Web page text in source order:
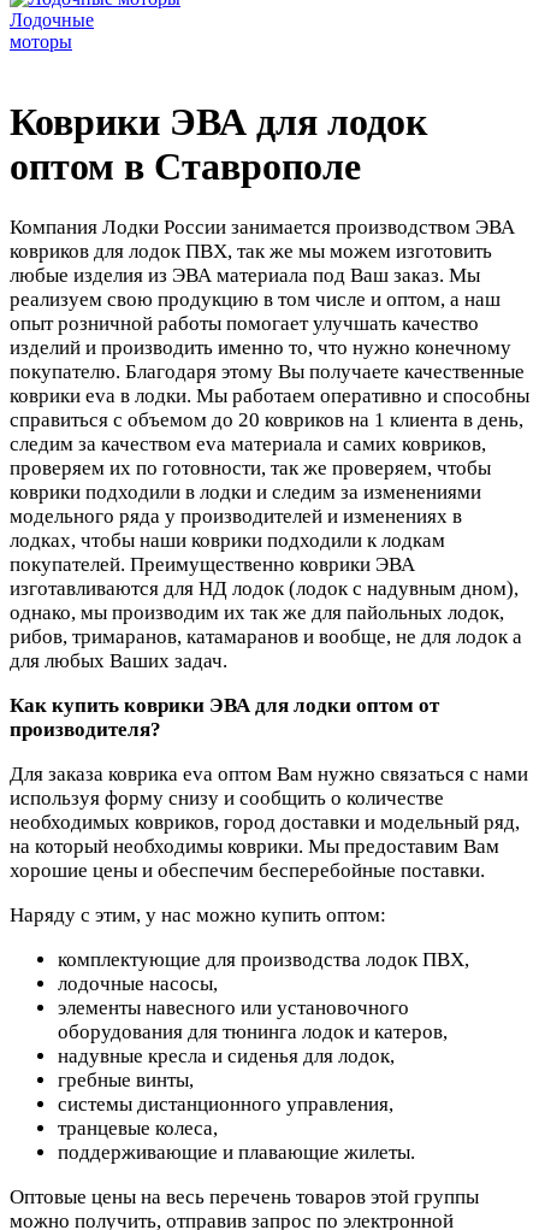
Лодочные
моторы
Коврики ЭВА для лодок
оптом в Ставрополе
Компания Лодки России занимается производством ЭВА
ковриков для лодок ПВХ, так же мы можем изготовить
любые изделия из ЭВА материала под Ваш заказ. Мы
реализуем свою продукцию в том числе и оптом, а наш
опыт розничной работы помогает улучшать качество
изделий и производить именно то, что нужно конечному
покупателю. Благодаря этому Вы получаете качественные
коврики eva в лодки. Мы работаем оперативно и способны
справиться с объемом до 20 ковриков на 1 клиента в день,
следим за качеством eva материала и самих ковриков,
проверяем их по готовности, так же проверяем, чтобы
коврики подходили в лодки и следим за изменениями
модельного ряда у производителей и изменениях в
лодках, чтобы наши коврики подходили к лодкам
покупателей. Преимущественно коврики ЭВА
изготавливаются для НД лодок (лодок с надувным дном),
однако, мы производим их так же для пайольных лодок,
рибов, тримаранов, катамаранов и вообще, не для лодок а
для любых Ваших задач.
Как купить коврики ЭВА для лодки оптом от
производителя?
Для заказа коврика eva оптом Вам нужно связаться с нами
используя форму снизу и сообщить о количестве
необходимых ковриков, город доставки и модельный ряд,
на который необходимы коврики. Мы предоставим Вам
хорошие цены и обеспечим бесперебойные поставки.
Наряду с этим, у нас можно купить оптом:
комплектующие для производства лодок ПВХ,
лодочные насосы,
элементы навесного или установочного
оборудования для тюнинга лодок и катеров,
надувные кресла и сиденья для лодок,
гребные винты,
системы дистанционного управления,
транцевые колеса,
поддерживающие и плавающие жилеты.
Оптовые цены на весь перечень товаров этой группы
можно получить, отправив запрос по электронной